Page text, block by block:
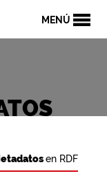
MENÚ
en RDF